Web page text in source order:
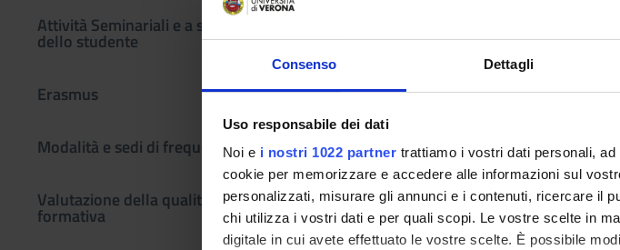
Consenso Dettagli
Uso responsabile dei dati
Noi e i nostri 1022 partner trattiamo i vostri dati personali,
cookie per memorizzare e accedere alle informazioni sul
personalizzati, misurare gli annunci e i contenuti, ricercare il
chi utilizza i vostri dati e per quali scopi. Le vostre scelte in
digitale in cui avete effettuato le vostre scelte. È possibile
Attività Seminariali e a scelta
dello studente
Erasmus
Modalità e sedi di frequenza
Valutazione della qualità
formativa
ORGANIZZAZIONE DEI
ASSISTENZIALI
Credits
1
Period
1 SEMESTRE PROFESSIONI SANITARIE
Academic staff